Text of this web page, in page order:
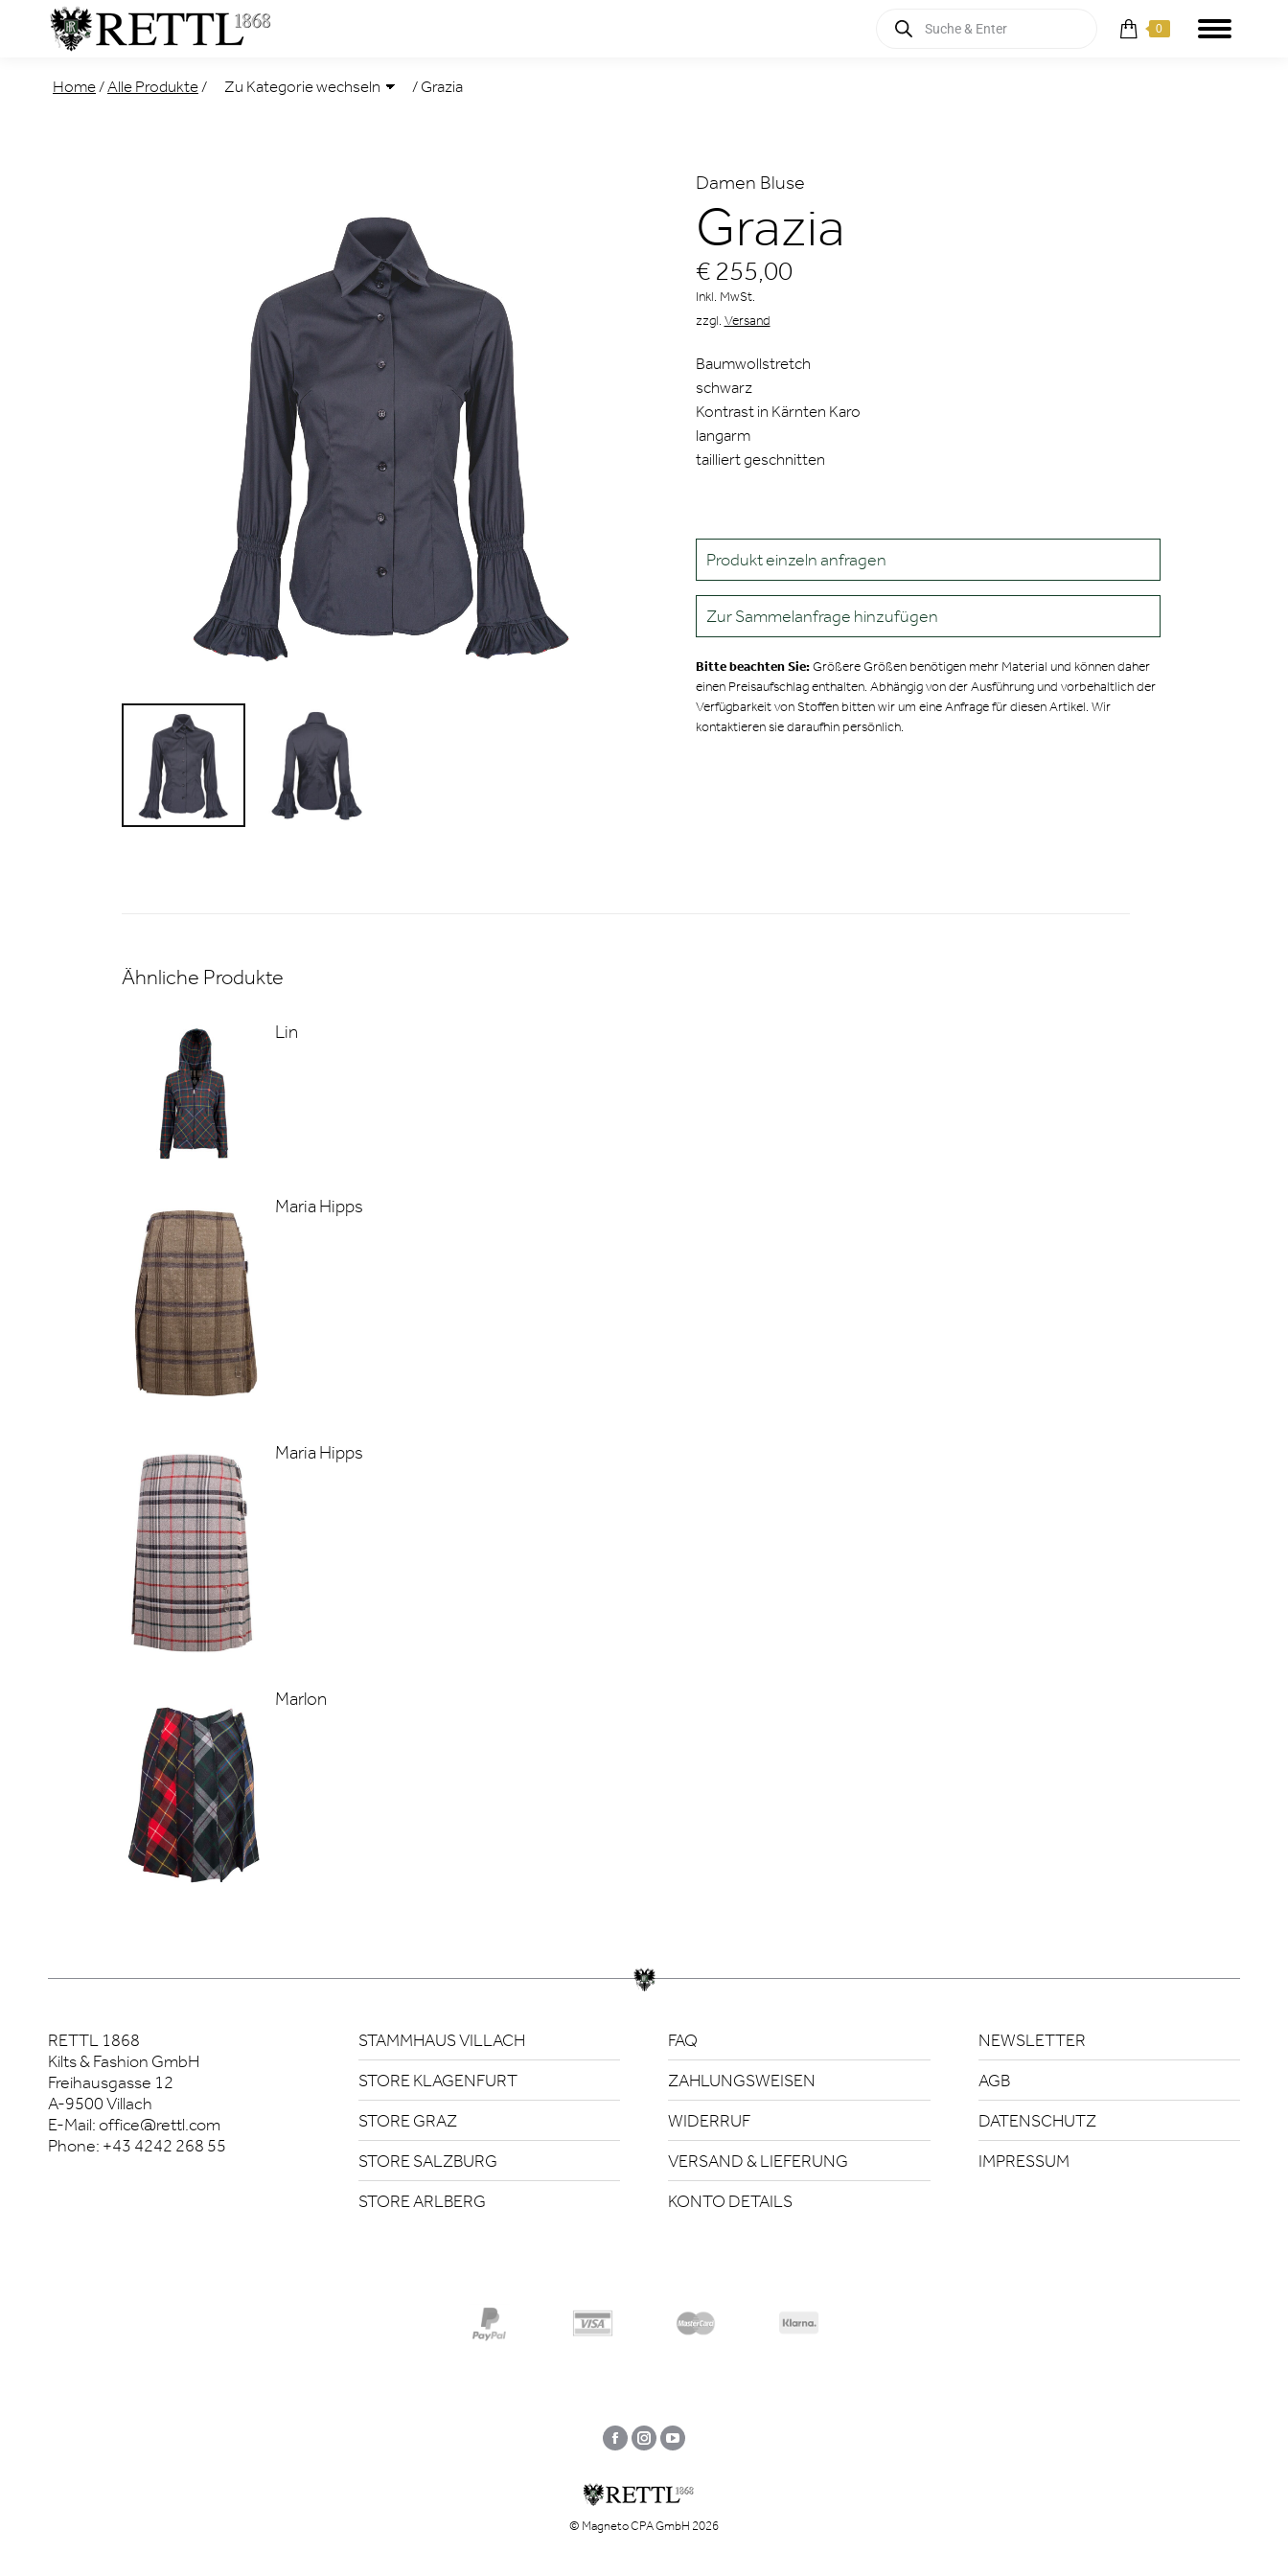
Products
search
0
Home / Alle Produkte / / Grazia
Damen Bluse
Grazia
€ 255,00
Inkl. MwSt.
zzgl. Versand
Baumwollstretch
schwarz
Kontrast in Kärnten Karo
langarm
tailliert geschnitten
Produkt einzeln anfragen
Zur Sammelanfrage hinzufügen
Bitte beachten Sie:Größere Größen benötigen mehr Material und können daher
einen Preisaufschlag enthalten. Abhängig von der Ausführung und vorbehaltlich der
Verfügbarkeit von Stoffen bitten wir um eine Anfrage für diesen Artikel. Wir
kontaktieren sie daraufhin persönlich.
Ähnliche Produkte
Lin
Maria Hipps
Maria Hipps
Marlon
RETTL 1868
Kilts & Fashion GmbH
Freihausgasse 12
A-9500 Villach
E-Mail:office@rettl.com
Phone: +43 4242 268 55
STAMMHAUS VILLACH
STORE KLAGENFURT
STORE GRAZ
STORE SALZBURG
STORE ARLBERG
FAQ
ZAHLUNGSWEISEN
WIDERRUF
VERSAND & LIEFERUNG
KONTO DETAILS
NEWSLETTER
AGB
DATENSCHUTZ
IMPRESSUM
Facebook
InstagramYouTube
© Magneto CPA GmbH 2026